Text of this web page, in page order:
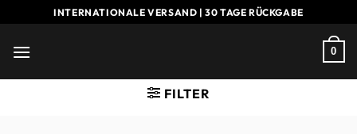
Inhalt
springen
INTERNATIONALE VERSAND | 30 TAGE RÜCKGABE
0
FILTER